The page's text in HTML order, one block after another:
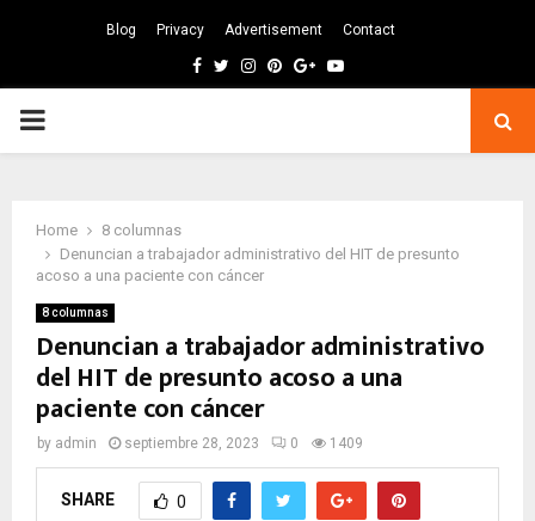
Blog Privacy Advertisement Contact
Facebook
TwitterInstagram
Pinterest
GoogleYoutube
PRIMARY
Home
8 columnas
Denuncian a trabajador administrativo del HIT de presunto
acoso a una paciente con cáncer
8 columnas
Denuncian a trabajador administrativo
del HIT de presunto acoso a una
paciente con cáncer
by admin septiembre 28, 2023 0 1409
SHARE 0